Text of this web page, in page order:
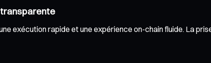
exécution rapide et une expérience on-chain fluide. La